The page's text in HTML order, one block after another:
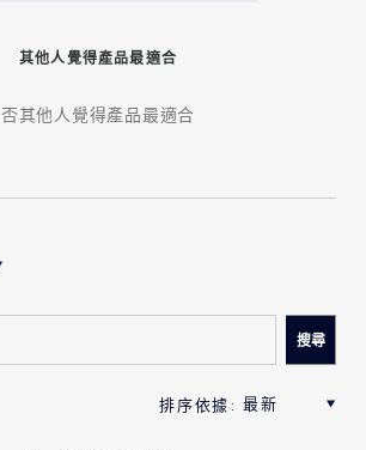
其他人覺得產品最適合
否其他人覺得產品最適合